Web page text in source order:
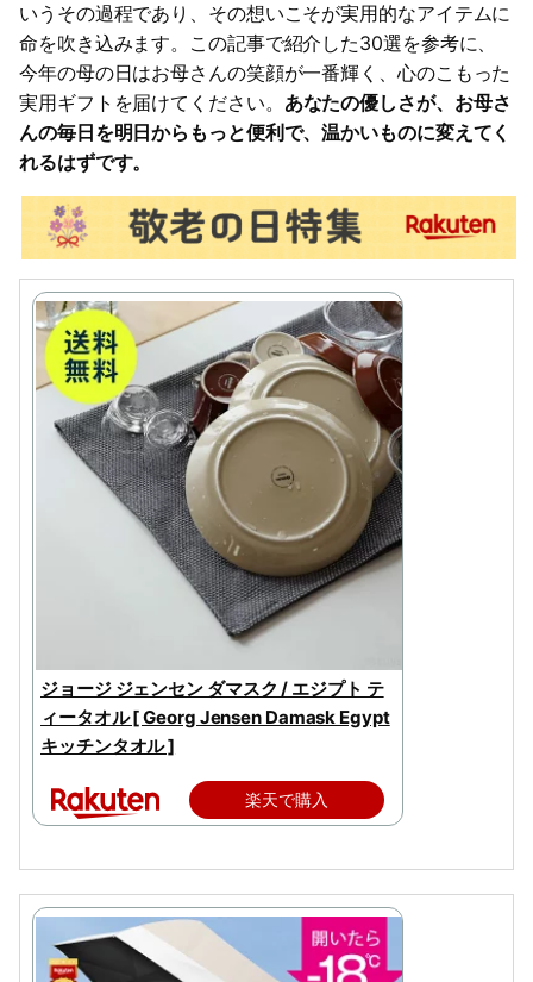
いうその過程であり、その想いこそが実用的なアイテムに
命を吹き込みます。この記事で紹介した30選を参考に、
今年の母の日はお母さんの笑顔が一番輝く、心のこもった
実用ギフトを届けてください。 あなたの優しさが、お母さ
んの毎日を明日からもっと便利で、温かいものに変えてく
れるはずです。
ジョージ ジェンセン ダマスク / エジプト テ
ィータオル [ Georg Jensen Damask Egypt
キッチンタオル ]
楽天で購入